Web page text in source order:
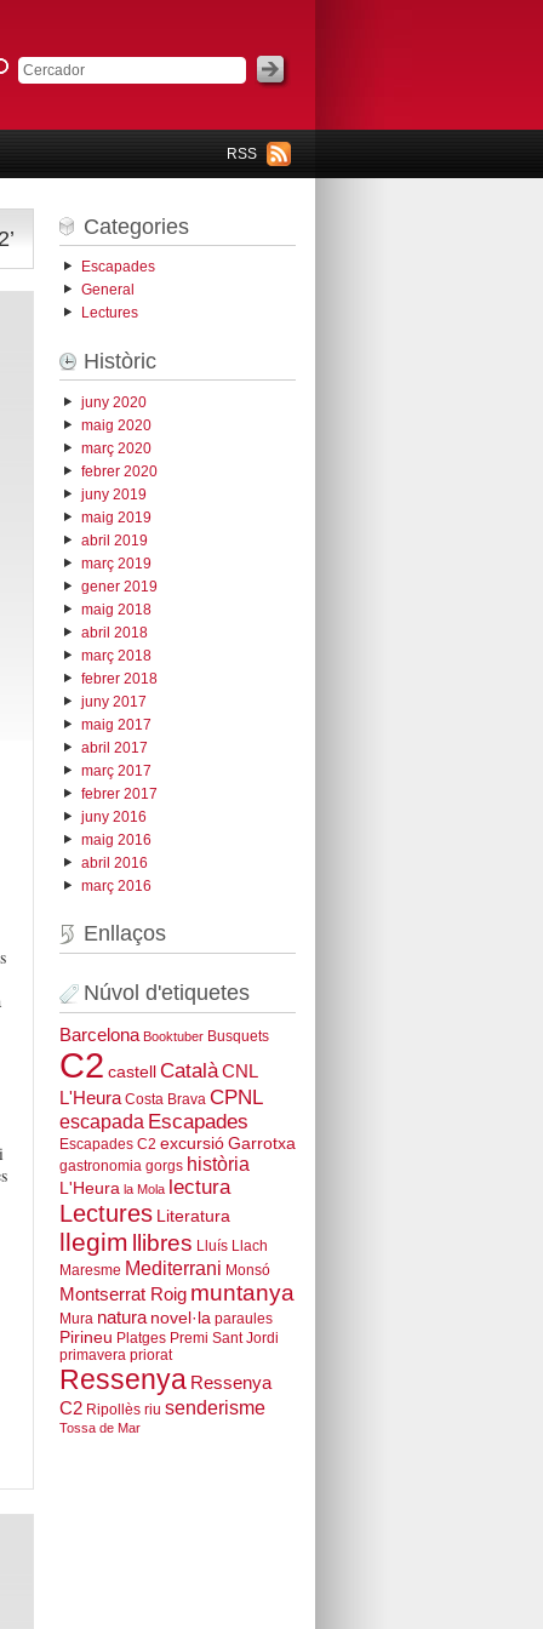
RSS
Categories
Escapades
General
Lectures
Històric
juny 2020
maig 2020
març 2020
febrer 2020
juny 2019
maig 2019
abril 2019
març 2019
gener 2019
maig 2018
abril 2018
març 2018
febrer 2018
juny 2017
maig 2017
abril 2017
març 2017
febrer 2017
juny 2016
maig 2016
abril 2016
març 2016
Enllaços
Núvol d'etiquetes
Barcelona Booktuber Busquets
C2 castell Català CNL
L'Heura Costa Brava CPNL
escapada Escapades
Escapades C2 excursió Garrotxa
gastronomia gorgs història
L'Heura la Mola lectura
Lectures Literatura
llegim llibres Lluís Llach
Maresme Mediterrani Monsó
Montserrat Roig muntanya
Mura natura novel·la paraules
Pirineu Platges Premi Sant Jordi
primavera priorat
Ressenya Ressenya
C2 Ripollès riu senderisme
Tossa de Mar